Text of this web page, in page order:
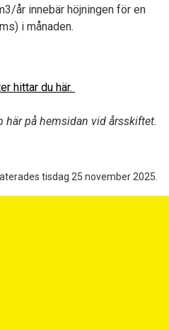
år innebär höjningen för en
i månaden.
hittar du här.
på hemsidan vid årsskiftet.
tisdag 25 november 2025.